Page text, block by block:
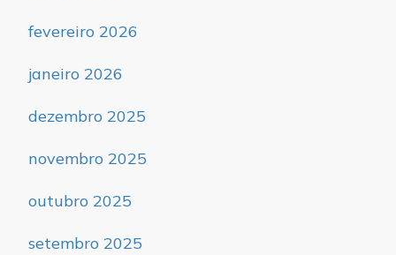
fevereiro 2026
janeiro 2026
dezembro 2025
novembro 2025
outubro 2025
setembro 2025